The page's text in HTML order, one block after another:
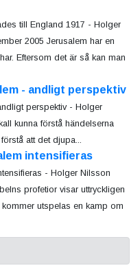
till England 1917 - Holger
2005 Jerusalem har en
Eftersom det är så kan man
- andligt perspektiv
perspektiv - Holger
kunna förstå händelserna
att det djupa...
intensifieras
- Holger Nilsson
profetior visar uttryckligen
utspelas en kamp om